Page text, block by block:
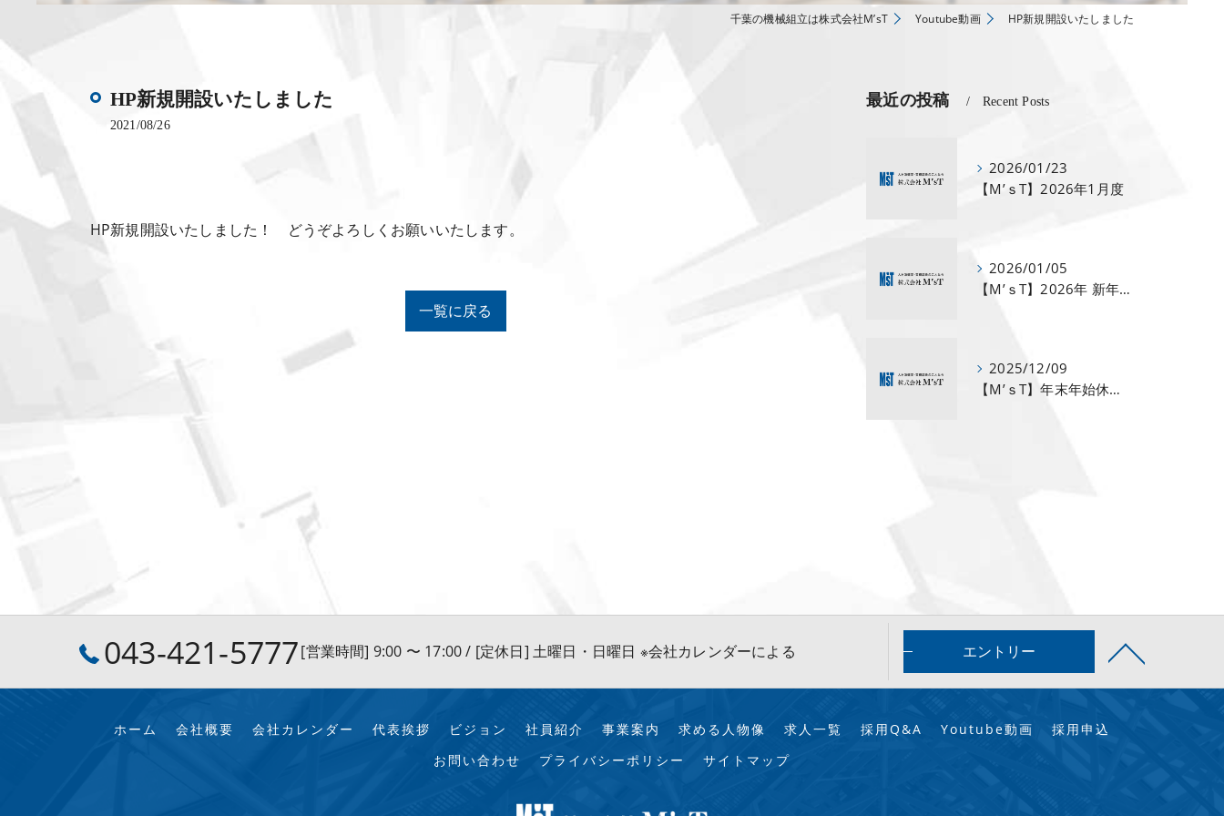
千葉の機械組立は株式会社M’sT Youtube動画 HP新規開設いたしました
HP新規開設いたしました
2021/08/26
HP新規開設いたしました！ どうぞよろしくお願いいたします。
一覧に戻る
最近の投稿 Recent Posts
2026/01/23
【M’ｓT】2026年1月度
2026/01/05
【M’ｓT】2026年 新年のご挨拶🎍
2025/12/09
【M’ｓT】年末年始休業のお知らせ
043-421-5777[営業時間] 9:00 〜 17:00 / [定休日] 土曜日・日曜日 ※会社カレンダーによる エントリー
ホーム 会社概要 会社カレンダー 代表挨拶 ビジョン 社員紹介 事業案内 求める人物像 求人一覧 採用Q&A Youtube動画
採用申込
お問い合わせ
プライバシーポリシー サイトマップ